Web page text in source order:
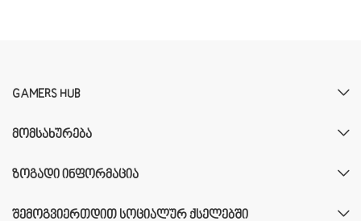
GAMERS HUB
ᲛᲝᲛᲡᲐᲮᲣᲠᲔᲑᲐ
ᲖᲝᲒᲐᲓᲘ ᲘᲜᲤᲝᲠᲛᲐᲪᲘᲐ
ᲨᲔᲛᲝᲒᲕᲘᲔᲠᲗᲓᲘᲗ ᲡᲝᲪᲘᲐᲚᲣᲠ ᲥᲡᲔᲚᲔᲑᲨᲘ